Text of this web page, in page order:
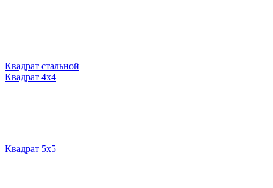
Квадрат стальной
Квадрат 4х4
Квадрат 5х5